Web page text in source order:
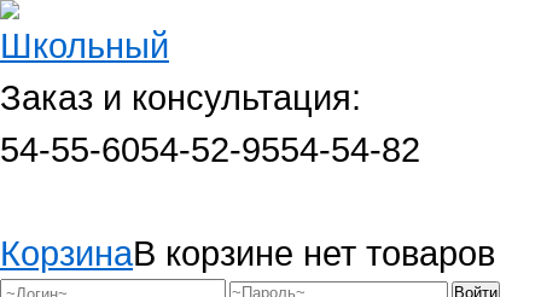
Заказ и консультация:
54-55-6054-52-9554-54-82
КорзинаВ корзине нет товаров